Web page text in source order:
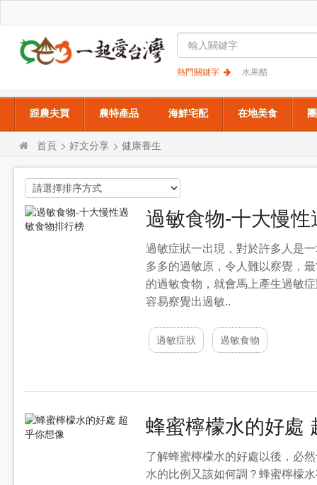
熱門關鍵字 水果醋
跟農夫買 農特產品 海鮮宅配 在地美食
首頁 好文分享 健康養生
過敏食物-十大慢
過敏症狀一出現，對於許多人是
多多的過敏原，令人難以察覺，
的過敏食物，就會馬上產生過敏
容易察覺出過敏..
過敏症狀 過敏食物
蜂蜜檸檬水的好處
了解蜂蜜檸檬水的好處以後，必
水的比例又該如何調？蜂蜜檸檬